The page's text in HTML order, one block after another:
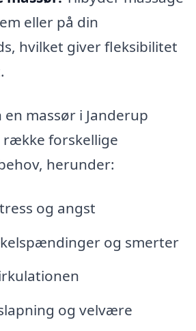
eller på din
hvilket giver fleksibilitet
massør i Janderup
forskellige
herunder:
og angst
og smerter
og velvære